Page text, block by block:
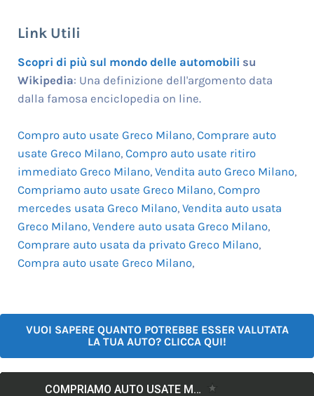
Link Utili
Scopri di più sul mondo delle automobili su
Wikipedia: Una definizione dell'argomento data
dalla famosa enciclopedia on line.
Compro auto usate Greco Milano, Comprare auto
usate Greco Milano, Compro auto usate ritiro
immediato Greco Milano, Vendita auto Greco Milano,
Compriamo auto usate Greco Milano, Compro
mercedes usata Greco Milano, Vendita auto usata
Greco Milano, Vendere auto usata Greco Milano,
Comprare auto usata da privato Greco Milano,
Compra auto usate Greco Milano,
VUOI SAPERE QUANTO POTREBBE ESSER VALUTATA
LA TUA AUTO? CLICCA QUI!